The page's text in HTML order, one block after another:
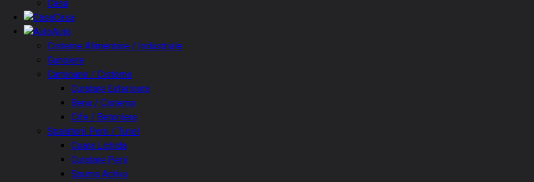
Casa
Casa
Auto
Cisterne Alimentare / Industriale
Gunoiere
Camioane / Cisterne
Curatare Exterioara
Bena / Cisterna
Cife / Betoniere
Spalatorii Perii / Tunel
Ceara Lichida
Curatare Perii
Spuma Activa